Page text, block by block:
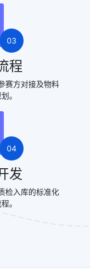
03
程
赛方对接及物料
。
04
发
检入库的标准化
。